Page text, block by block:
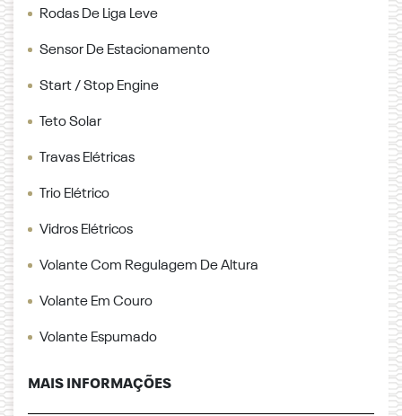
Rodas De Liga Leve
Sensor De Estacionamento
Start / Stop Engine
Teto Solar
Travas Elétricas
Trio Elétrico
Vidros Elétricos
Volante Com Regulagem De Altura
Volante Em Couro
Volante Espumado
MAIS INFORMAÇÕES